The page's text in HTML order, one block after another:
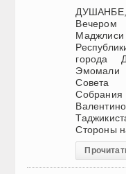
города
Эмомали
Совета
Стороны